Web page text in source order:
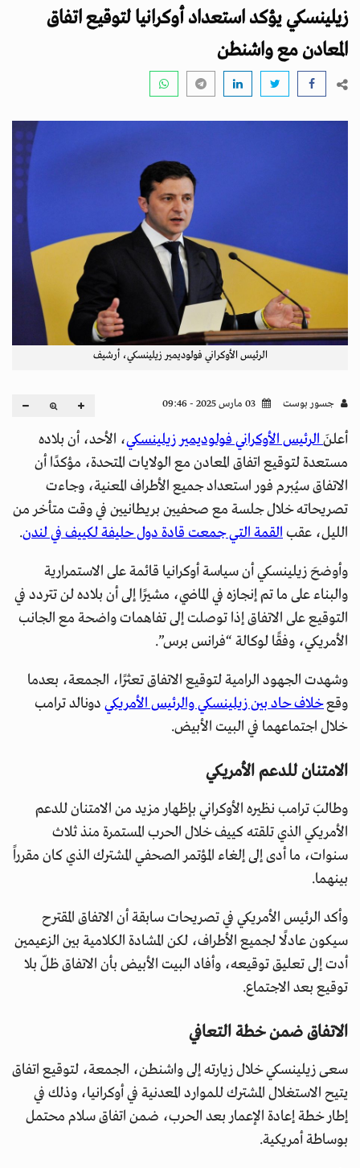
g
a
n
زيلينسكي يؤكد استعداد أوكرانيا لتوقيع اتفاق
المعادن مع واشنطن
الرئيس الأوكراني فولوديمير زيلينسكي، أرشيف
جسور بوست
أعلنَالرئيس الأوكراني فولوديمير زيلينسكي، الأحد، أن بلاده
مستعدة لتوقيع اتفاق المعادن مع الولايات المتحدة، مؤكدًا أن
الاتفاق سيُبرم فور استعداد جميع الأطراف المعنية، وجاءت
تصريحاته خلال جلسة مع صحفيين بريطانيين في وقت متأخر من
الليل، عقبالقمة التي جمعت قادة دول حليفة لكييف في لندن.
وأوضحَ زيلينسكي أن سياسة أوكرانيا قائمة على الاستمرارية
والبناء على ما تم إنجازه في الماضي، مشيرًا إلى أن بلاده لن تتردد في
التوقيع على الاتفاق إذا توصلت إلى تفاهمات واضحة مع الجانب
الأمريكي، وفقًا لوكالة “فرانس برس”.
وشهدت الجهود الرامية لتوقيع الاتفاق تعثرًا، الجمعة، بعدما
وقعخلاف حاد بين زيلينسكي والرئيس الأمريكي دونالد ترامب
خلال اجتماعهما في البيت الأبيض.
الامتنان للدعم الأمريكي
وطالبَ ترامب نظيره الأوكراني بإظهار مزيد من الامتنان للدعم
الأمريكي الذي تلقته كييف خلال الحرب المستمرة منذ ثلاث
سنوات، ما أدى إلى إلغاء المؤتمر الصحفي المشترك الذي كان مقرراً
بينهما.
وأكد الرئيس الأمريكي في تصريحات سابقة أن الاتفاق المقترح
سيكون عادلًا لجميع الأطراف، لكن المشادة الكلامية بين الزعيمين
أدت إلى تعليق توقيعه، وأفاد البيت الأبيض بأن الاتفاق ظلّ بلا
توقيع بعد الاجتماع.
الاتفاق ضمن خطة التعافي
سعى زيلينسكي خلال زيارته إلى واشنطن، الجمعة، لتوقيع اتفاق
يتيح الاستغلال المشترك للموارد المعدنية في أوكرانيا، وذلك في
إطار خطة إعادة الإعمار بعد الحرب، ضمن اتفاق سلام محتمل
بوساطة أمريكية.